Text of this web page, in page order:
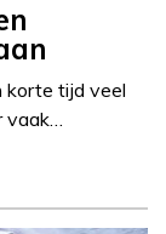
korte tijd veel
vaak…